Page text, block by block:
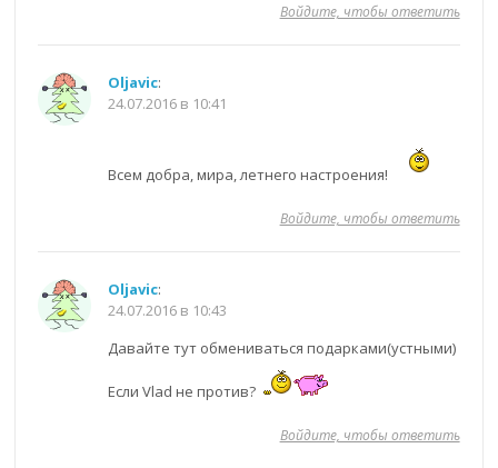
Войдите, чтобы ответить
Oljavic:
24.07.2016 в 10:41
Всем добра, мира, летнего настроения!
Войдите, чтобы ответить
Oljavic:
24.07.2016 в 10:43
Давайте тут обмениваться подарками(устными)
Если Vlad не против?
Войдите, чтобы ответить